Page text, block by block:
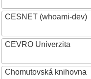
CESNET (whoami-dev)
CEVRO Univerzita
Chomutovská knihovna